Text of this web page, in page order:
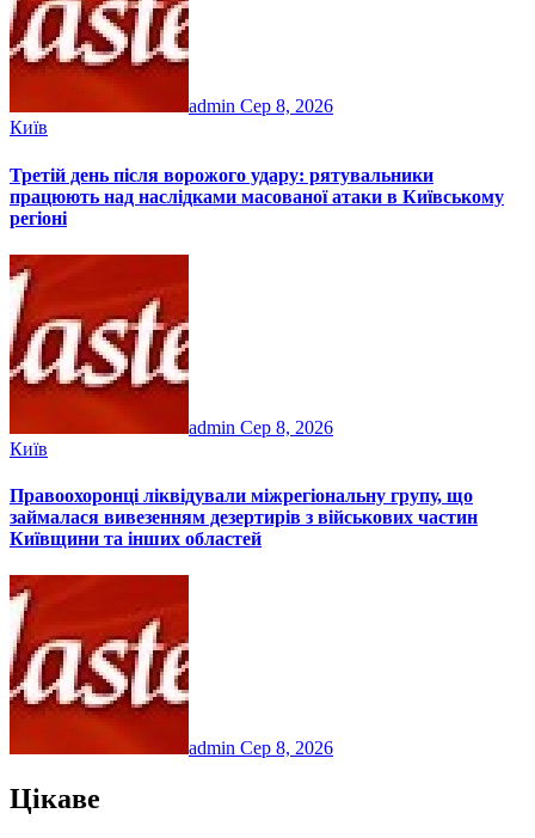
admin Сер 8, 2026
Київ
Третій день після ворожого удару: рятувальники
працюють над наслідками масованої атаки в Київському
регіоні
admin Сер 8, 2026
Київ
Правоохоронці ліквідували міжрегіональну групу, що
займалася вивезенням дезертирів з військових частин
Київщини та інших областей
admin Сер 8, 2026
Цікаве